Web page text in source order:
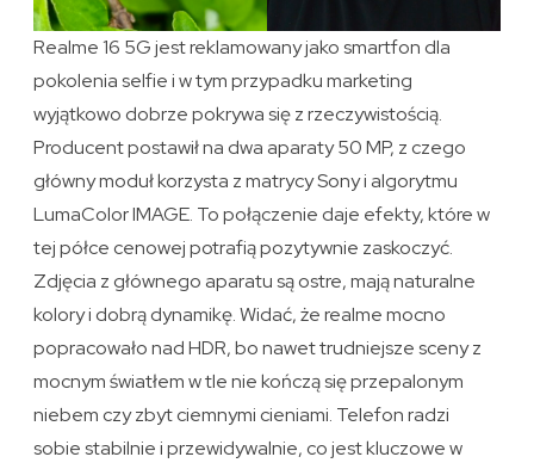
Realme 16 5G jest reklamowany jako smartfon dla
pokolenia selfie i w tym przypadku marketing
wyjątkowo dobrze pokrywa się z rzeczywistością.
Producent postawił na dwa aparaty 50 MP, z czego
główny moduł korzysta z matrycy Sony i algorytmu
LumaColor IMAGE. To połączenie daje efekty, które w
tej półce cenowej potrafią pozytywnie zaskoczyć.
Zdjęcia z głównego aparatu są ostre, mają naturalne
kolory i dobrą dynamikę. Widać, że realme mocno
popracowało nad HDR, bo nawet trudniejsze sceny z
mocnym światłem w tle nie kończą się przepalonym
niebem czy zbyt ciemnymi cieniami. Telefon radzi
sobie stabilnie i przewidywalnie, co jest kluczowe w